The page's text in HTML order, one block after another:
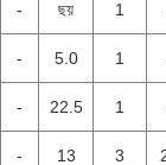
- ছয় 1
- 5.0 1
- 22.5 1
- 13 3